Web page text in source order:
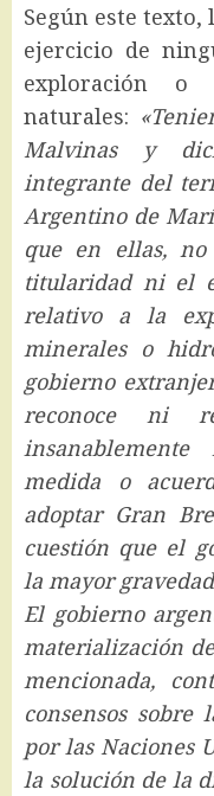
Según este
ejercicio de
exploración o
naturales:
Malvinas y
integrante del
Argentino de
que en ellas,
titularidad ni el
relativo a la
minerales o
gobierno
reconoce ni
medida o
adoptar Gran
cuestión que el
la mayor
El gobierno
materialización
mencionada,
consensos sobre
por las Naciones
la solución de la